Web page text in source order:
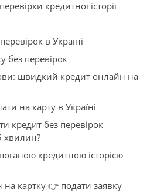
кредитної історії
в Україні
без перевірок
швидкий кредит онлайн на
на карту в Україні
кредит без перевірок
хвилин?
кредитною історією
картку 👉 подати заявку